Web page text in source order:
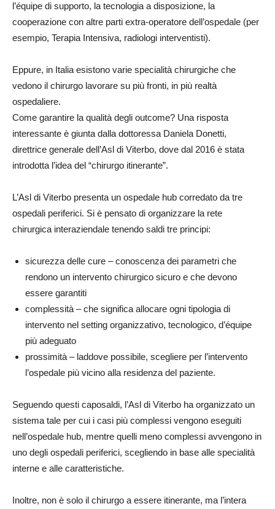
l’équipe di supporto, la tecnologia a disposizione, la
cooperazione con altre parti extra-operatore dell’ospedale (per
esempio, Terapia Intensiva, radiologi interventisti).
Eppure, in Italia esistono varie specialità chirurgiche che
vedono il chirurgo lavorare su più fronti, in più realtà
ospedaliere.
Come garantire la qualità degli outcome? Una risposta
interessante è giunta dalla dottoressa Daniela Donetti,
direttrice generale dell’Asl di Viterbo, dove dal 2016 è stata
introdotta l’idea del “chirurgo itinerante”.
L’Asl di Viterbo presenta un ospedale hub corredato da tre
ospedali periferici. Si è pensato di organizzare la rete
chirurgica interaziendale tenendo saldi tre principi:
sicurezza delle cure – conoscenza dei parametri che
rendono un intervento chirurgico sicuro e che devono
essere garantiti
complessità – che significa allocare ogni tipologia di
intervento nel setting organizzativo, tecnologico, d’équipe
più adeguato
prossimità – laddove possibile, scegliere per l’intervento
l’ospedale più vicino alla residenza del paziente.
Seguendo questi caposaldi, l’Asl di Viterbo ha organizzato un
sistema tale per cui i casi più complessi vengono eseguiti
nell’ospedale hub, mentre quelli meno complessi avvengono in
uno degli ospedali periferici, scegliendo in base alle specialità
interne e alle caratteristiche.
Inoltre, non è solo il chirurgo a essere itinerante, ma l’intera